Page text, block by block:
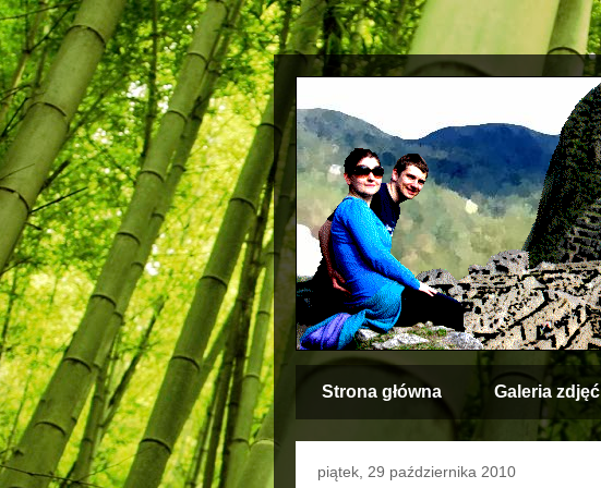
Strona główna Galeria zdjęć
piątek, 29 października 2010